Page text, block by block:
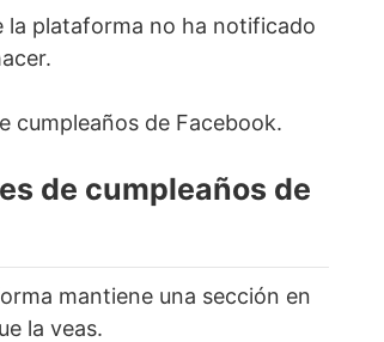
la plataforma no ha notificado
cumpleaños de Facebook.
de cumpleaños de
mantiene una sección en
la veas.